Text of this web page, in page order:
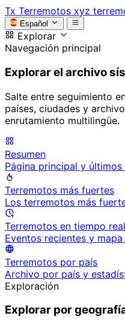
Tx Terremotos xyz
Español
Explorar
Navegación principal
Explorar el archivo
Salte entre seguimiento
países, ciudades y
enrutamiento multilingüe.
Resumen
Página principal y
Terremotos más fuertes
Los terremotos más
Terremotos en tiempo real
Eventos recientes y
Terremotos por país
Archivo por país y
Exploración
Explorar por